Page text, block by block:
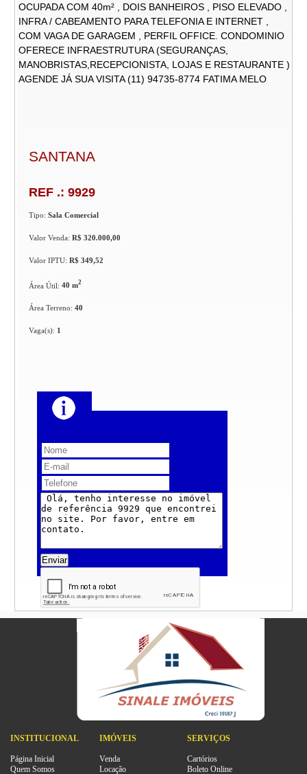
OCUPADA COM 40m² , DOIS BANHEIROS , PISO ELEVADO ,
INFRA / CABEAMENTO PARA TELEFONIA E INTERNET ,
COM VAGA DE GARAGEM , PERFIL OFFICE. CONDOMINIO
OFERECE INFRAESTRUTURA (SEGURANÇAS,
MANOBRISTAS,RECEPCIONISTA, LOJAS E RESTAURANTE )
AGENDE JÁ SUA VISITA (11) 94735-8774 FATIMA MELO
SANTANA
REF .: 9929
Tipo:Sala Comercial
Valor Venda:R$ 320.000,00
Valor IPTU:R$ 349,52
Área Útil:40 m2
Área Terreno:40
Vaga(s): 1
Enviar
INSTITUCIONAL
Página Inicial
Quem Somos
IMÓVEIS
Venda
Locação
SERVIÇOS
Cartórios
Boleto Online